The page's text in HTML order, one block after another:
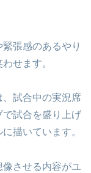
張感のあるやり
せます。
、試合中の実況席
試合を盛り上げ
描いています。
させる内容がユ